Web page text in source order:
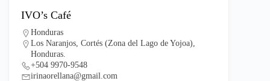
IVO’s Café
Honduras
Los Naranjos, Cortés (Zona del Lago de Yojoa),
Honduras.
+504 9970-9548
irinaorellana@gmail.com